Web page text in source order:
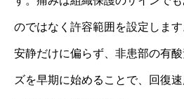
のではなく許容範囲を設定します
安静だけに偏らず、非患部の有
ズを早期に始めることで、回復